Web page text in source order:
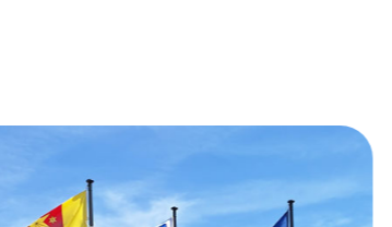
Retro Schriften